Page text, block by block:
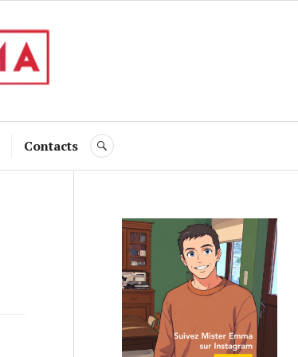
Contacts RECHERCHE